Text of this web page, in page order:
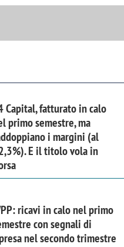
Capital, fatturato in calo
primo semestre, ma
i margini (al
E il titolo vola in
ricavi in calo nel primo
con segnali di
nel secondo trimestre